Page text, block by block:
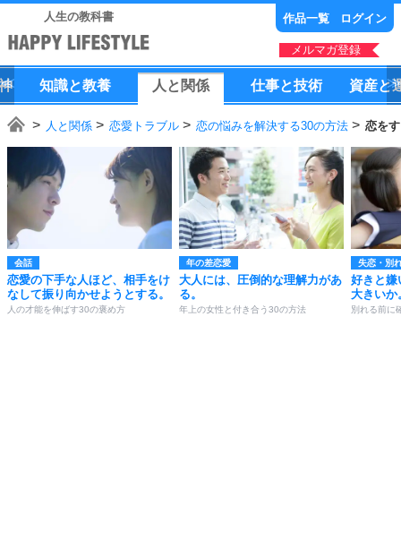
人生の教科書 作品一覧 ログイン
メルマガ登録
知識と教養 人 と 関係 仕事と技術 資産と
人と関係 恋愛トラブル 恋の悩みを解決する30の方法 恋を
会話
恋愛の下手な人ほど、相手をけ
なして振り向かせようとする。
人の才能を伸ばす30の褒め方
年の差恋愛
大人には、圧倒的な理解力があ
る。
年上の女性と付き合う30の方法
失恋・別
好きと嫌
大きいか
別れる前に